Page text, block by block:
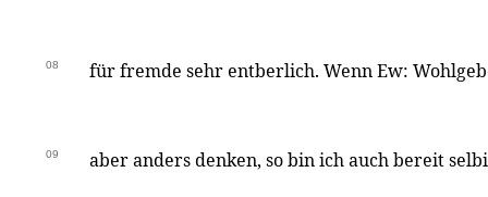
08 für fremde sehr entberlich. Wenn Ew:
09 aber anders denken, so bin ich auch bereit